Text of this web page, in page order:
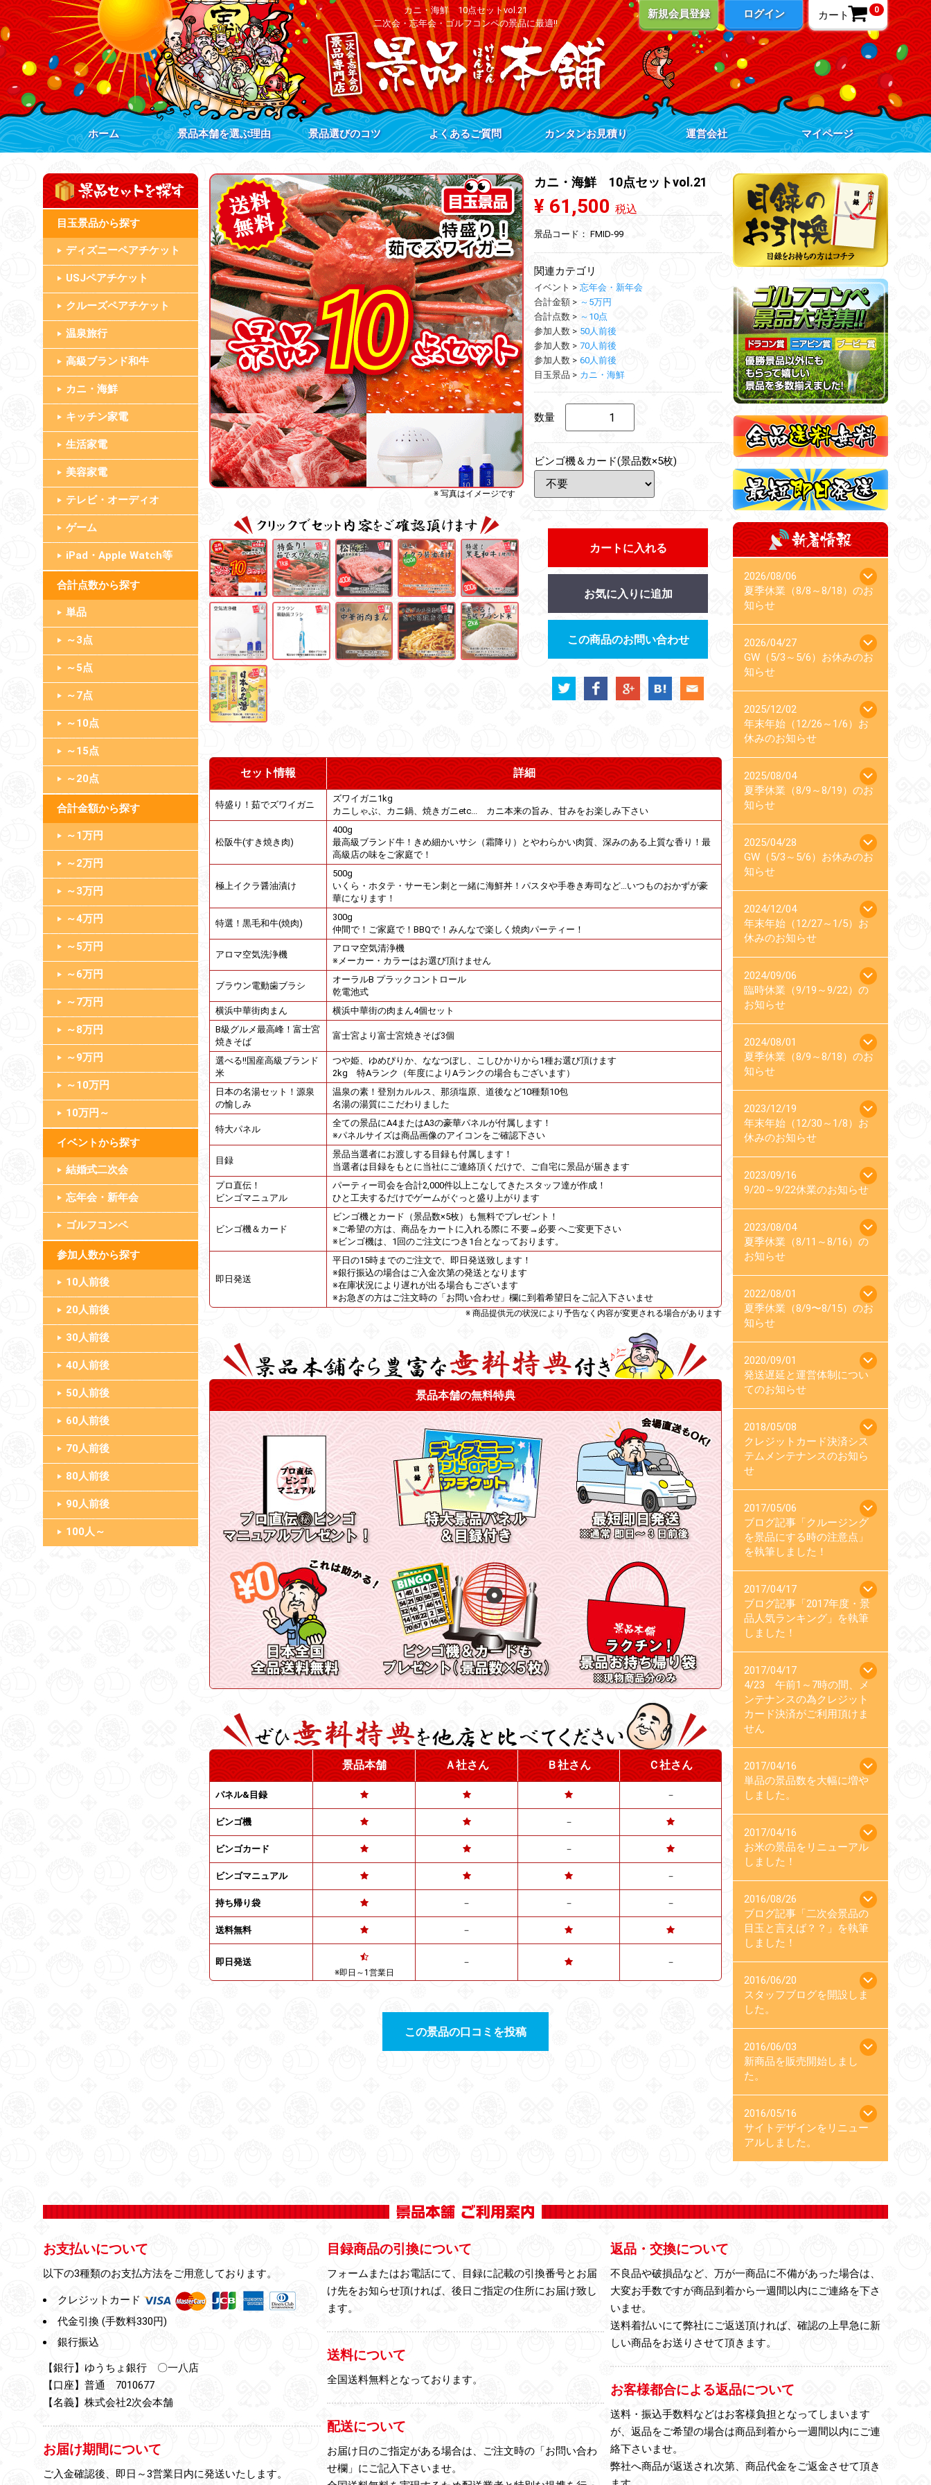
カニ・海鮮 10点セットvol.21
二次会・忘年会・ゴルフコンペの景品に最適!!
新規会員登録 ログイン カート 0
ホーム 景品本舗を選ぶ理由 景品選びのコツ よくあるご質問 カンタンお見積り 運営会社 マイページ
目玉景品
ディズニーペアチケット
USJペアチケット
クルーズペアチケット
温泉旅行
高級ブランド和牛
カニ・海鮮
キッチン家電
生活家電
美容家電
テレビ・オーディオ
ゲーム
iPad・Apple Watch等
合計点数
単品
～3点
～5点
～7点
～10点
～15点
～20点
合計金額
～1万円
～2万円
～3万円
～4万円
～5万円
～6万円
～7万円
～8万円
～9万円
～10万円
10万円～
イベント
結婚式二次会
忘年会・新年会
ゴルフコンペ
参加人数
10人前後
20人前後
30人前後
40人前後
50人前後
60人前後
70人前後
80人前後
90人前後
100人～
※ 写真はイメージです
カニ・海鮮 10点セットvol.21
¥ 61,500 税込
景品コード： FMID-99
関連カテゴリ
イベント
忘年会・新年会
合計金額
～5万円
合計点数
～10点
参加人数
50人前後
参加人数
70人前後
参加人数
60人前後
目玉景品
カニ・海鮮
数量
ビンゴ機＆カード(景品数×5枚)
カートに入れる
お気に入りに追加
この商品のお問い合わせ
セット情報 詳細
特盛り！茹でズワイガニ
ズワイガニ1kg
カニしゃぶ、カニ鍋、焼きガニetc... カニ本来の旨み、甘みをお楽しみ下さい
松阪牛(すき焼き肉)
400g
最高級ブランド牛！きめ細かいサシ（霜降り）とやわらかい肉質、深みのある上質な香り！最
高級店の味をご家庭で！
極上イクラ醤油漬け
500g
いくら・ホタテ・サーモン刺と一緒に海鮮丼！パスタや手巻き寿司など…いつものおかずが豪
華になります！
特選！黒毛和牛(焼肉)
300g
仲間で！ご家庭で！BBQで！みんなで楽しく焼肉パーティー！
アロマ空気洗浄機
アロマ空気清浄機
※メーカー・カラーはお選び頂けません
ブラウン電動歯ブラシ
オーラルB プラックコントロール
乾電池式
横浜中華街肉まん
横浜中華街の肉まん4個セット
B級グルメ最高峰！富士宮
焼きそば
富士宮より富士宮焼きそば3個
選べる!!国産高級ブランド
米
つや姫、ゆめぴりか、ななつぼし、こしひかりから1種お選び頂けます
2kg 特Aランク（年度によりAランクの場合もございます）
日本の名湯セット！源泉
の愉しみ
温泉の素！登別カルルス、那須塩原、道後など10種類10包
名湯の湯質にこだわりました
特大パネル
全ての景品にA4またはA3の豪華パネルが付属します！
※パネルサイズは商品画像のアイコンをご確認下さい
目録
景品当選者にお渡しする目録も付属します！
当選者は目録をもとに当社にご連絡頂くだけで、ご自宅に景品が届きます
プロ直伝！
ビンゴマニュアル
パーティー司会を合計2,000件以上こなしてきたスタッフ達が作成！
ひと工夫するだけでゲームがぐっと盛り上がります
ビンゴ機＆カード
ビンゴ機とカード（景品数×5枚）も無料でプレゼント！
※ご希望の方は、商品をカートに入れる際に 不要→必要 へご変更下さい
※ビンゴ機は、1回のご注文につき1台となっております。
即日発送
平日の15時までのご注文で、即日発送致します！
※銀行振込の場合はご入金次第の発送となります
※在庫状況により遅れが出る場合もございます
※お急ぎの方はご注文時の「お問い合わせ」欄に到着希望日をご記入下さいませ
※ 商品提供元の状況により予告なく内容が変更される場合があります
景品本舗の無料特典
景品本舗 Ａ社さん Ｂ社さん Ｃ社さん
パネル&目録 －
ビンゴ機 －
ビンゴカード －
ビンゴマニュアル －
持ち帰り袋 － － －
送料無料 －
即日発送
※即日～1営業日
－ －
この景品の口コミを投稿
2026/08/06
夏季休業（8/8～8/18）のお
知らせ
2026/04/27
GW（5/3～5/6）お休みのお
知らせ
2025/12/02
年末年始（12/26～1/6）お
休みのお知らせ
2025/08/04
夏季休業（8/9～8/19）のお
知らせ
2025/04/28
GW（5/3～5/6）お休みのお
知らせ
2024/12/04
年末年始（12/27～1/5）お
休みのお知らせ
2024/09/06
臨時休業（9/19～9/22）の
お知らせ
2024/08/01
夏季休業（8/9～8/18）のお
知らせ
2023/12/19
年末年始（12/30～1/8）お
休みのお知らせ
2023/09/16
9/20～9/22休業のお知らせ
2023/08/04
夏季休業（8/11～8/16）の
お知らせ
2022/08/01
夏季休業（8/9〜8/15）のお
知らせ
2020/09/01
発送遅延と運営体制につい
てのお知らせ
2018/05/08
クレジットカード決済シス
テムメンテナンスのお知ら
せ
2017/05/06
ブログ記事「クルージング
を景品にする時の注意点」
を執筆しました！
2017/04/17
ブログ記事「2017年度・景
品人気ランキング」を執筆
しました！
2017/04/17
4/23 午前1～7時の間、メ
ンテナンスの為クレジット
カード決済がご利用頂けま
せん
2017/04/16
単品の景品数を大幅に増や
しました。
2017/04/16
お米の景品をリニューアル
しました！
2016/08/26
ブログ記事「二次会景品の
目玉と言えば？？」を執筆
しました！
2016/06/20
スタッフブログを開設しま
した。
2016/06/03
新商品を販売開始しまし
た。
2016/05/16
サイトデザインをリニュー
アルしました。
お支払いについて
以下の3種類のお支払方法をご用意しております。
クレジットカード
代金引換 (手数料330円)
銀行振込
【銀行】ゆうちょ銀行 〇一八店
【口座】普通 7010677
【名義】株式会社2次会本舗
お届け期間について
ご入金確認後、即日～3営業日内に発送いたします。
目録商品の引換について
フォームまたはお電話にて、目録に記載の引換番号とお届
け先をお知らせ頂ければ、後日ご指定の住所にお届け致し
ます。
送料について
全国送料無料となっております。
配送について
お届け日のご指定がある場合は、ご注文時の「お問い合わ
せ欄」にご記入下さいませ。
返品・交換について
不良品や破損品など、万が一商品に不備があった場合は、
大変お手数ですが商品到着から一週間以内にご連絡を下さ
いませ。
送料着払いにて弊社にご返送頂ければ、確認の上早急に新
しい商品をお送りさせて頂きます。
お客様都合による返品について
送料・振込手数料などはお客様負担となってしまいます
が、返品をご希望の場合は商品到着から一週間以内にご連
絡下さいませ。
弊社へ商品が返送され次第、商品代金をご返金させて頂き